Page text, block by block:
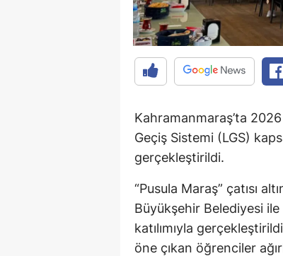
Kahramanmaraş’ta
Geçiş Sistemi (LGS)
gerçekleştirildi.
“Pusula Maraş” çatısı
Büyükşehir Belediyesi
katılımıyla
öne çıkan öğrenciler